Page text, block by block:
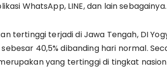
WhatsApp, LINE, dan lain sebagainya.
tertinggi terjadi di Jawa Tengah, DI
40,5% dibanding hari normal.
yang tertinggi di tingkat